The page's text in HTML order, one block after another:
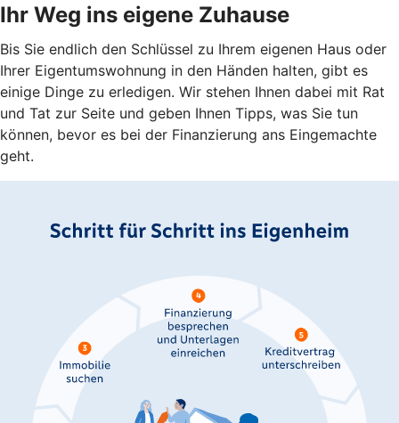
Ihr Weg ins eigene Zuhause
Bis Sie endlich den Schlüssel zu Ihrem eigenen Haus oder
Ihrer Eigentumswohnung in den Händen halten, gibt es
einige Dinge zu erledigen. Wir stehen Ihnen dabei mit Rat
und Tat zur Seite und geben Ihnen Tipps, was Sie tun
können, bevor es bei der Finanzierung ans Eingemachte
geht.